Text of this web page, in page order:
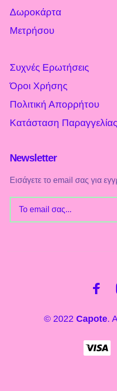
Δωροκάρτα
Μετρήσου
Συχνές Ερωτήσεις
Όροι Χρήσης
Πολιτική Απορρήτου
Κατάσταση Παραγγελίας
Newsletter
Εισάγετε το email σας για
© 2022 Capote.